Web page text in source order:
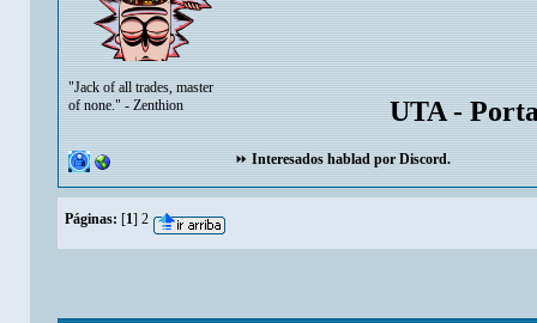
"Jack of all trades, master
of none." - Zenthion
UTA -
⏩ Interesados hablad por Discord.
Páginas: [1] 2